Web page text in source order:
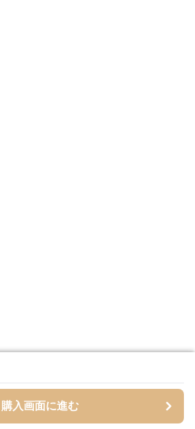
購入画面に進む
購入画面に進む